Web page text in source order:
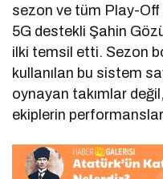
sezon ve tüm Play-Off
5G destekli Şahin
ilki temsil etti. Sezon
kullanılan bu sistem
oynayan takımlar
ekiplerin